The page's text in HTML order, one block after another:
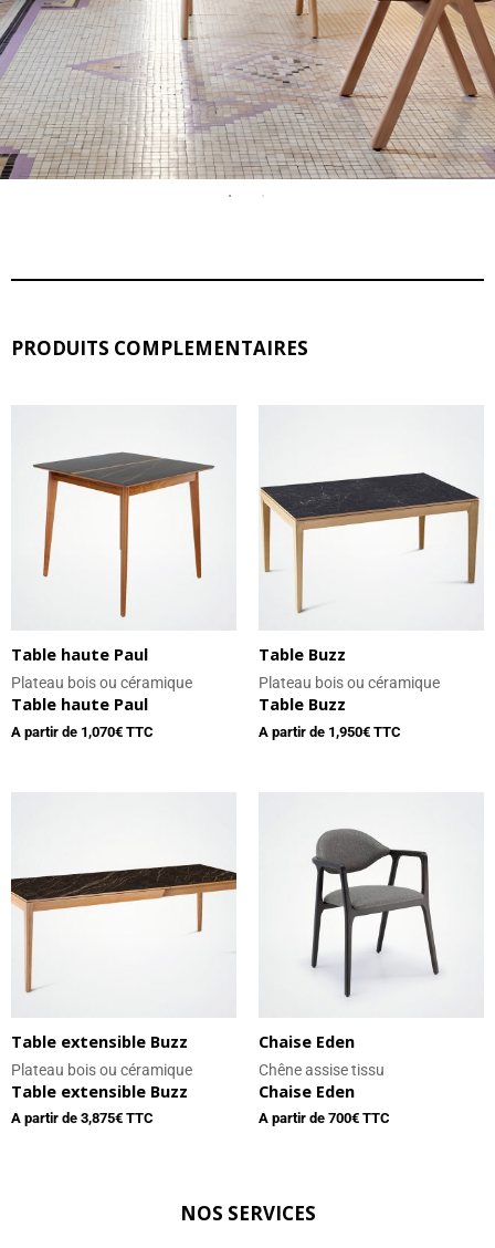
PRODUITS COMPLEMENTAIRES
Table haute Paul
Plateau bois ou céramique
Table haute Paul
A partir de 1,070€ TTC
Table Buzz
Plateau bois ou céramique
Table Buzz
A partir de 1,950€ TTC
Table extensible Buzz
Plateau bois ou céramique
Table extensible Buzz
A partir de 3,875€ TTC
Chaise Eden
Chêne assise tissu
Chaise Eden
A partir de 700€ TTC
NOS SERVICES